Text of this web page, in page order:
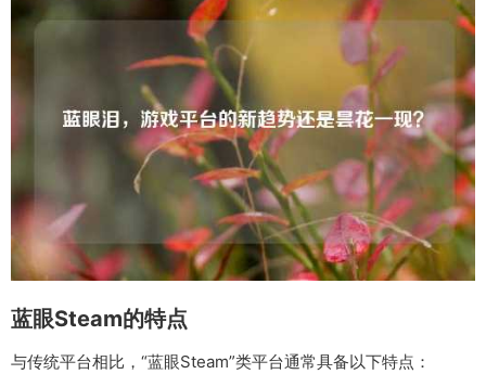
蓝眼Steam的特点
与传统平台相比，“蓝眼Steam”类平台通常具备以下特点：